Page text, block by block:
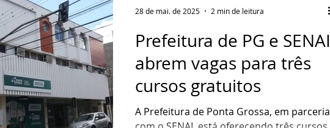
Prefeitura de PG e SENAI
abrem vagas para três
cursos gratuitos
A Prefeitura de Ponta Grossa, em parceria
28 de mai. de 2025 2 min de leitura